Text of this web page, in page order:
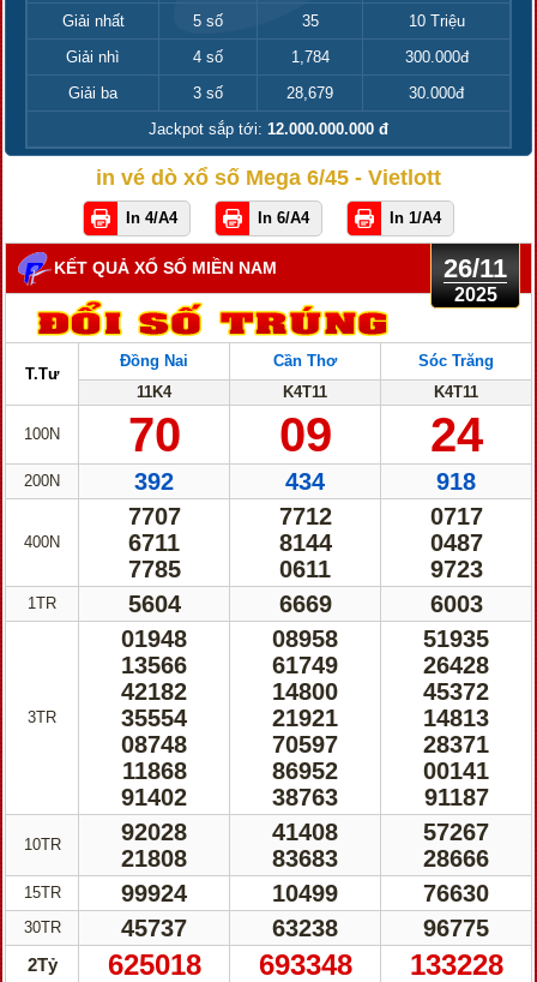
Giải nhất 5 số 35
10 Triệu
Giải nhì
4 số 1,784
300.000đ
Giải ba
3 số 28,679
30.000đ
Jackpot sắp tới: 12.000.000.000 đ
in vé dò xổ số Mega 6/45 - Vietlott
In 4/A4 In 6/A4 In 1/A4
KẾT QUẢ XỔ SỐ MIỀN NAM 26/11
2025
T.Tư
100N
200N
400N
1TR
3TR
10TR
15TR
30TR
2Tỷ
Đồng Nai
11K4
70
392
7707
6711
7785
5604
01948
13566
42182
35554
08748
11868
91402
92028
21808
99924
45737
625018
Cần Thơ
K4T11
09
434
7712
8144
0611
6669
08958
61749
14800
21921
70597
86952
38763
41408
83683
10499
63238
693348
Sóc Trăng
K4T11
24
918
0717
0487
9723
6003
51935
26428
45372
14813
28371
00141
91187
57267
28666
76630
96775
133228